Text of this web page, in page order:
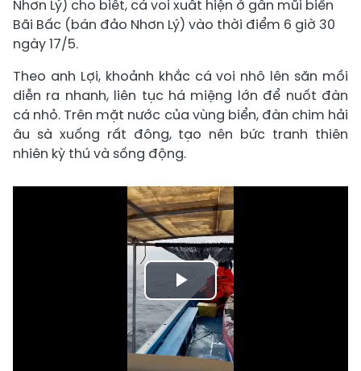
Nhơn Lý) cho biết, cá voi xuất hiện ở gần mũi biển
Bãi Bấc (bán đảo Nhơn Lý) vào thời điểm 6 giờ 30
ngày 17/5.
Theo anh Lợi, khoảnh khắc cá voi nhô lên săn mồi
diễn ra nhanh, liên tục há miệng lớn để nuốt đàn
cá nhỏ. Trên mặt nước của vùng biển, đàn chim hải
âu sà xuống rất đông, tạo nên bức tranh thiên
nhiên kỳ thú và sống động.
Play
Video